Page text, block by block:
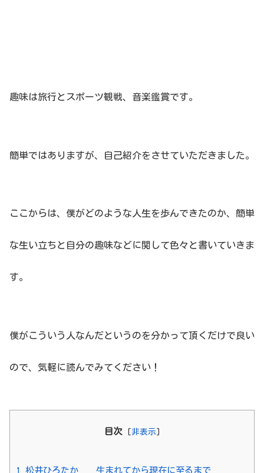
趣味は旅行とスポーツ観戦、音楽鑑賞です。
簡単ではありますが、自己紹介をさせていただきました。
ここからは、僕がどのような人生を歩んできたのか、簡単
な生い立ちと自分の趣味などに関して色々と書いていきま
す。
僕がこういう人なんだというのを分かって頂くだけで良い
ので、気軽に読んでみてください！
目次 [ 非表示 ]
1 松井ひろたか 生まれてから現在に至るまで